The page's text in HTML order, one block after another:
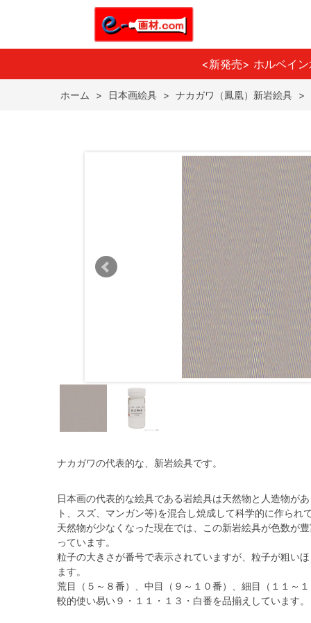
<新発売> ホルベイ
ホーム > 日本画絵具 > ナカガワ（鳳凰）新岩絵具 >
ナカガワの代表的な、新岩絵具です。
日本画の代表的な絵具である岩絵具は天然物と人造物が
ト、スズ、マンガン等)を混合し焼成して科学的に作られ
天然物が少なくなった現在では、この新岩絵具が色数が
っています。
粒子の大きさが番号で表示されていますが、粒子が粗い
ます。
荒目（５～８番）、中目（９～１０番）、細目（１１～
較的使い易い９・１１・１３・白番を品揃えしています。